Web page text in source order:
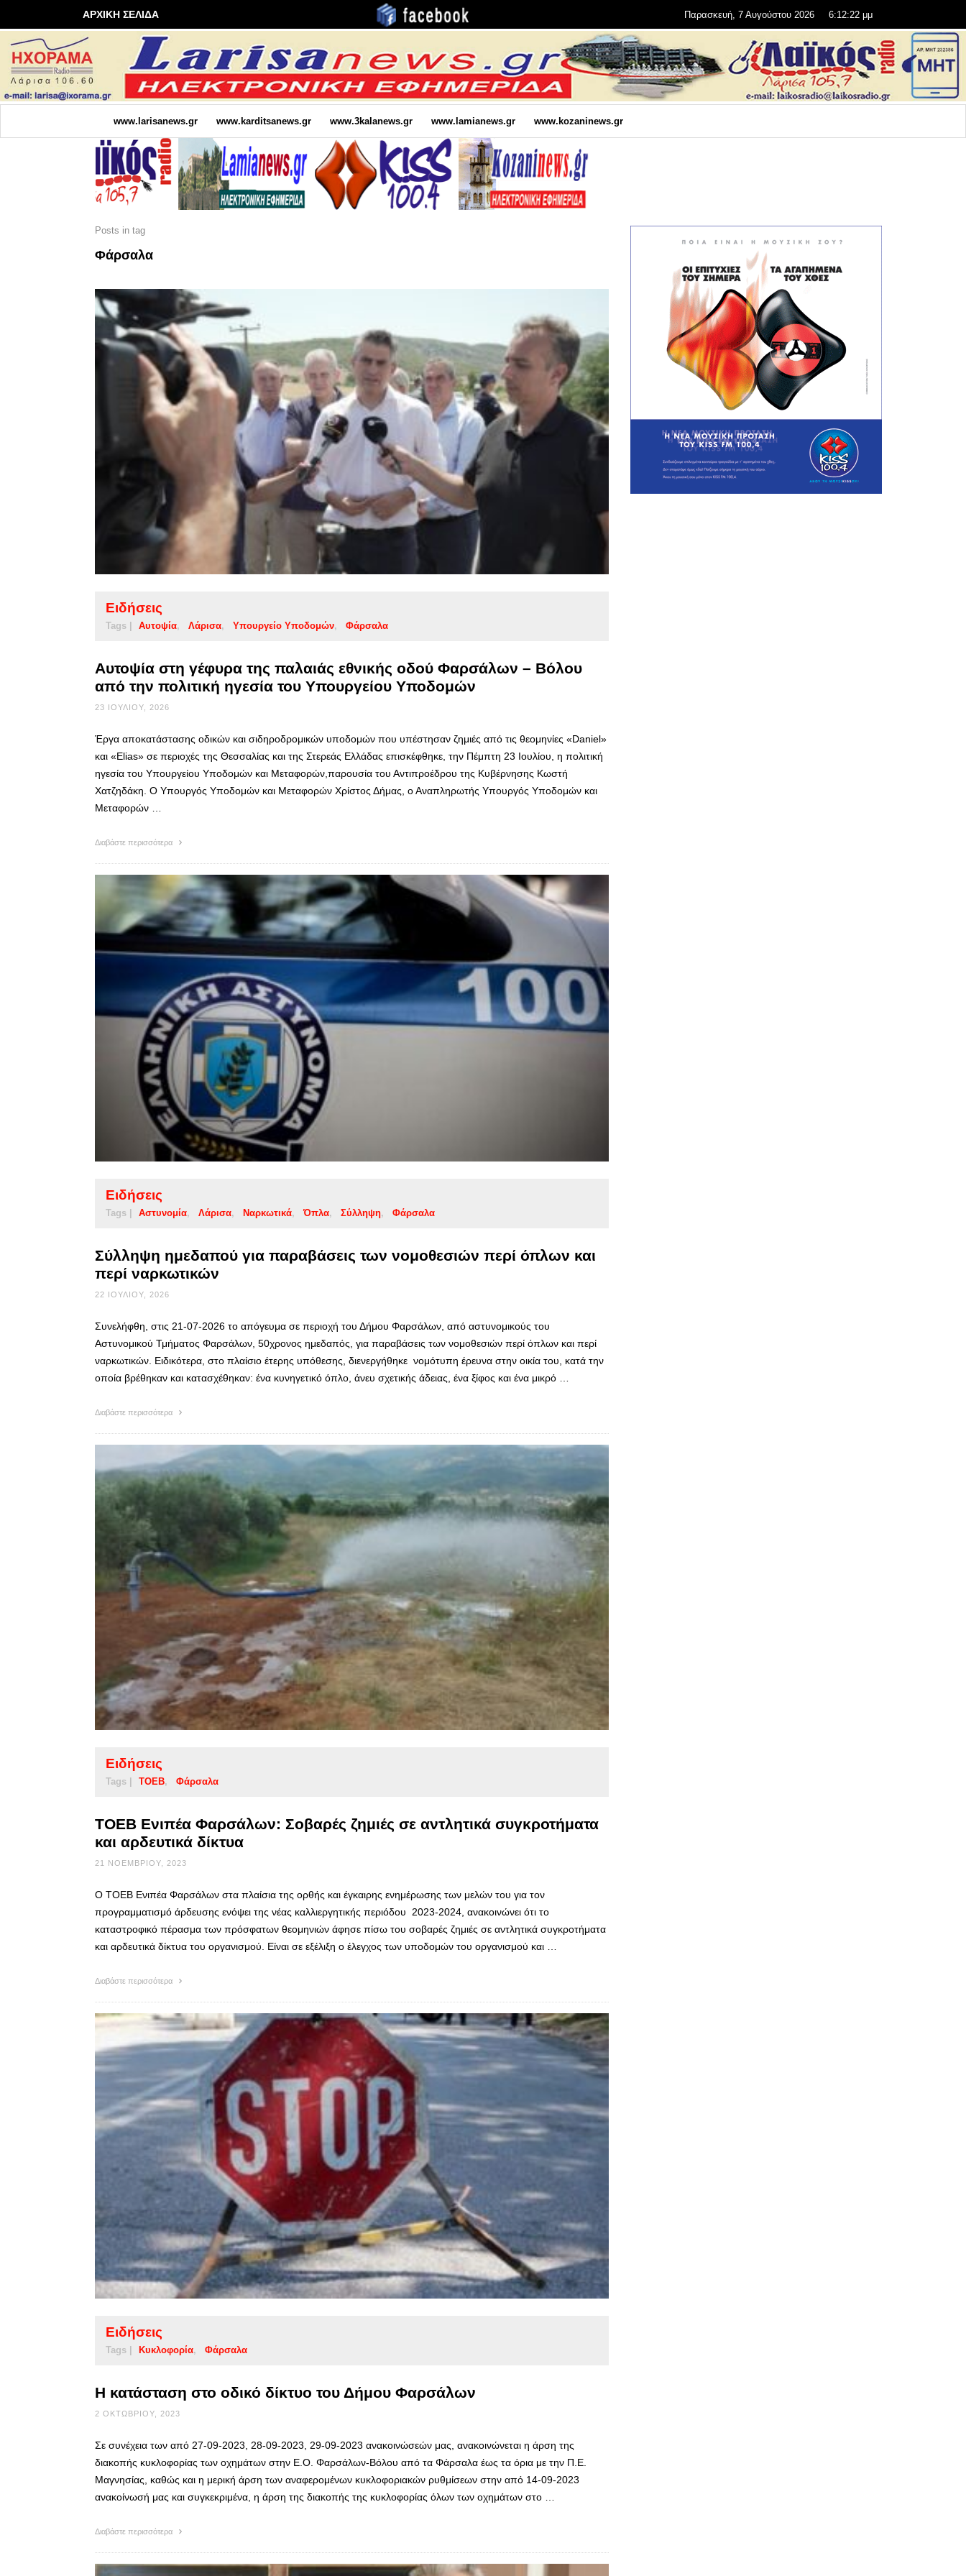
ΑΡΧΙΚΗ ΣΕΛΙΔΑ Παρασκευή, 7 Αυγούστου 2026 6:12:24 μμ
www.larisanews.gr www.karditsanews.gr www.3kalanews.gr www.lamianews.gr www.kozaninews.gr
Posts in tag
Φάρσαλα
Ειδήσεις
Tags | Αυτοψία Λάρισα Υπουργείο Υποδομών Φάρσαλα
Αυτοψία στη γέφυρα της παλαιάς εθνικής οδού Φαρσάλων – Βόλου
από την πολιτική ηγεσία του Υπουργείου Υποδομών
23 ΙΟΥΛΊΟΥ, 2026
Έργα αποκατάστασης οδικών και σιδηροδρομικών υποδομών που υπέστησαν ζημιές από τις θεομηνίες «Daniel»
και «Elias» σε περιοχές της Θεσσαλίας και της Στερεάς Ελλάδας επισκέφθηκε, την Πέμπτη 23 Ιουλίου, η πολιτική
ηγεσία του Υπουργείου Υποδομών και Μεταφορών,παρουσία του Αντιπροέδρου της Κυβέρνησης Κωστή
Χατζηδάκη. Ο Υπουργός Υποδομών και Μεταφορών Χρίστος Δήμας, ο Αναπληρωτής Υπουργός Υποδομών και
Μεταφορών …
Διαβάστε περισσότερα
Ειδήσεις
Tags | Αστυνομία Λάρισα Ναρκωτικά Όπλα Σύλληψη Φάρσαλα
Σύλληψη ημεδαπού για παραβάσεις των νομοθεσιών περί όπλων και
περί ναρκωτικών
22 ΙΟΥΛΊΟΥ, 2026
Συνελήφθη, στις 21-07-2026 το απόγευμα σε περιοχή του Δήμου Φαρσάλων, από αστυνομικούς του
Αστυνομικού Τμήματος Φαρσάλων, 50χρονος ημεδαπός, για παραβάσεις των νομοθεσιών περί όπλων και περί
ναρκωτικών. Ειδικότερα, στο πλαίσιο έτερης υπόθεσης, διενεργήθηκε νομότυπη έρευνα στην οικία του, κατά την
οποία βρέθηκαν και κατασχέθηκαν: ένα κυνηγετικό όπλο, άνευ σχετικής άδειας, ένα ξίφος και ένα μικρό …
Διαβάστε περισσότερα
Ειδήσεις
Tags | ΤΟΕΒ Φάρσαλα
ΤΟΕΒ Ενιπέα Φαρσάλων: Σοβαρές ζημιές σε αντλητικά συγκροτήματα
και αρδευτικά δίκτυα
21 ΝΟΕΜΒΡΊΟΥ, 2023
Ο ΤΟΕΒ Ενιπέα Φαρσάλων στα πλαίσια της ορθής και έγκαιρης ενημέρωσης των μελών του για τον
προγραμματισμό άρδευσης ενόψει της νέας καλλιεργητικής περιόδου 2023-2024, ανακοινώνει ότι το
καταστροφικό πέρασμα των πρόσφατων θεομηνιών άφησε πίσω του σοβαρές ζημιές σε αντλητικά συγκροτήματα
και αρδευτικά δίκτυα του οργανισμού. Είναι σε εξέλιξη ο έλεγχος των υποδομών του οργανισμού και …
Διαβάστε περισσότερα
Ειδήσεις
Tags | Κυκλοφορία Φάρσαλα
Η κατάσταση στο οδικό δίκτυο του Δήμου Φαρσάλων
2 ΟΚΤΩΒΡΊΟΥ, 2023
Σε συνέχεια των από 27-09-2023, 28-09-2023, 29-09-2023 ανακοινώσεών μας, ανακοινώνεται η άρση της
διακοπής κυκλοφορίας των οχημάτων στην Ε.Ο. Φαρσάλων-Βόλου από τα Φάρσαλα έως τα όρια με την Π.Ε.
Μαγνησίας, καθώς και η μερική άρση των αναφερομένων κυκλοφοριακών ρυθμίσεων στην από 14-09-2023
ανακοίνωσή μας και συγκεκριμένα, η άρση της διακοπής της κυκλοφορίας όλων των οχημάτων στο …
Διαβάστε περισσότερα